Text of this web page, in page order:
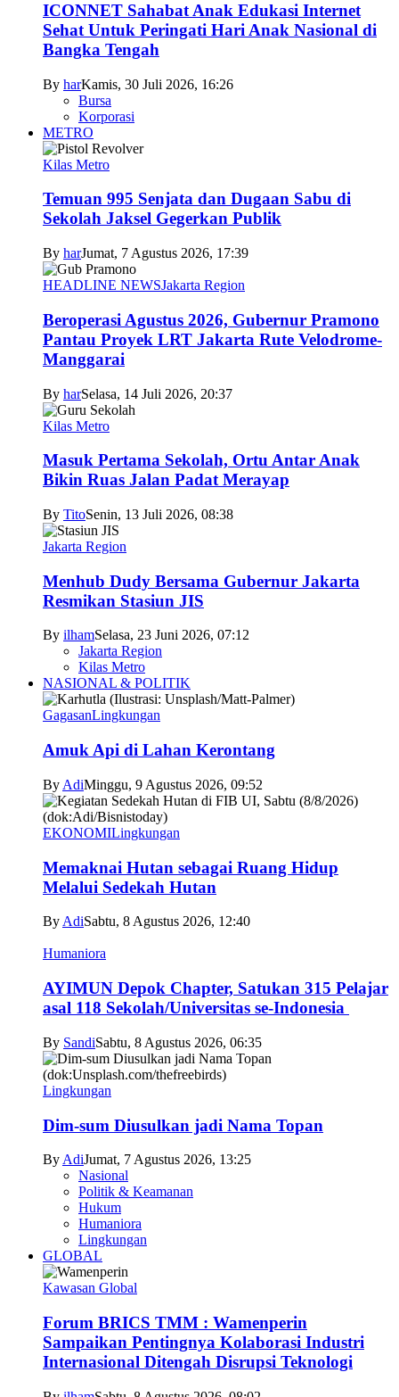
ICONNET Sahabat Anak Edukasi Internet
Sehat Untuk Peringati Hari Anak Nasional di
Bangka Tengah
By harKamis, 30 Juli 2026, 16:26
Bursa
Korporasi
METRO
Kilas Metro
Temuan 995 Senjata dan Dugaan Sabu di
Sekolah Jaksel Gegerkan Publik
By harJumat, 7 Agustus 2026, 17:39
HEADLINE NEWSJakarta Region
Beroperasi Agustus 2026, Gubernur Pramono
Pantau Proyek LRT Jakarta Rute Velodrome-
Manggarai
By harSelasa, 14 Juli 2026, 20:37
Kilas Metro
Masuk Pertama Sekolah, Ortu Antar Anak
Bikin Ruas Jalan Padat Merayap
By TitoSenin, 13 Juli 2026, 08:38
Jakarta Region
Menhub Dudy Bersama Gubernur Jakarta
Resmikan Stasiun JIS
By ilhamSelasa, 23 Juni 2026, 07:12
Jakarta Region
Kilas Metro
NASIONAL & POLITIK
GagasanLingkungan
Amuk Api di Lahan Kerontang
By AdiMinggu, 9 Agustus 2026, 09:52
EKONOMILingkungan
Memaknai Hutan sebagai Ruang Hidup
Melalui Sedekah Hutan
By AdiSabtu, 8 Agustus 2026, 12:40
Humaniora
AYIMUN Depok Chapter, Satukan 315 Pelajar
asal 118 Sekolah/Universitas se-Indonesia
By SandiSabtu, 8 Agustus 2026, 06:35
Lingkungan
Dim-sum Diusulkan jadi Nama Topan
By AdiJumat, 7 Agustus 2026, 13:25
Nasional
Politik & Keamanan
Hukum
Humaniora
Lingkungan
GLOBAL
Kawasan Global
Forum BRICS TMM : Wamenperin
Sampaikan Pentingnya Kolaborasi Industri
Internasional Ditengah Disrupsi Teknologi